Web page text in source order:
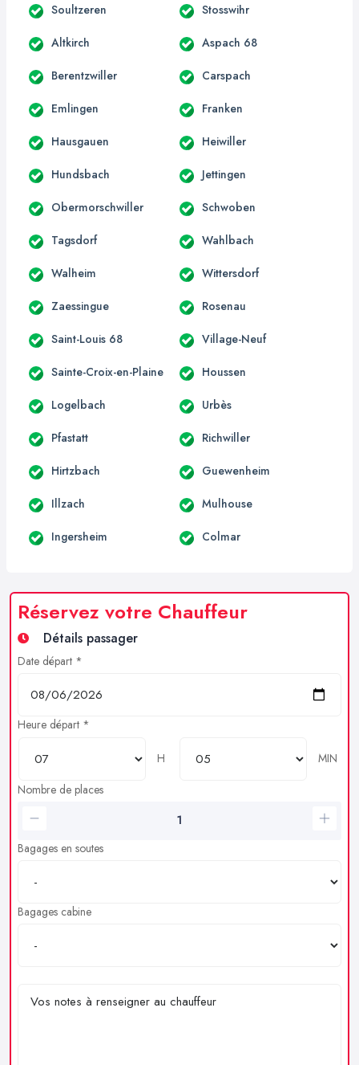
Soultzeren Stosswihr
Altkirch Aspach 68
Berentzwiller Carspach
Emlingen Franken
Hausgauen Heiwiller
Hundsbach Jettingen
Obermorschwiller Schwoben
Tagsdorf Wahlbach
Walheim Wittersdorf
Zaessingue Rosenau
Saint-Louis 68 Village-Neuf
Sainte-Croix-en-Plaine Houssen
Logelbach Urbès
Pfastatt Richwiller
Hirtzbach Guewenheim
Illzach Mulhouse
Ingersheim Colmar
Réservez votre Chauffeur
Détails passager
Date départ *
Heure départ *
H
MIN
Nombre de places
Bagages en soutes
Bagages cabine